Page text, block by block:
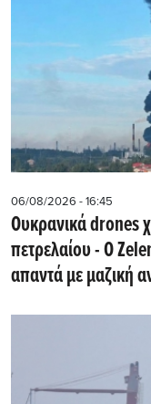
06/08/2026 - 16:45
Ουκρανικά drones
πετρελαίου - Ο
απαντά με μαζική